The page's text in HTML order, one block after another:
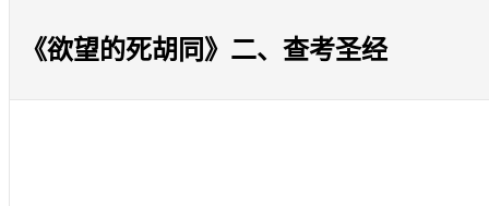
《欲望的死胡同》二、查考圣经